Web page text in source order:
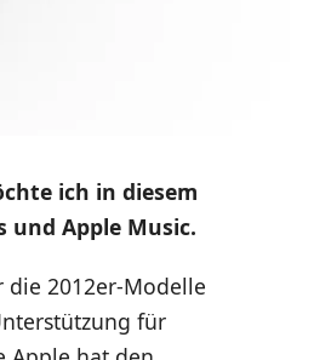
ich in diesem
und Apple Music.
die 2012er-Modelle
für